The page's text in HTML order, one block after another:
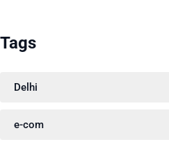
Tags
Delhi
e-com